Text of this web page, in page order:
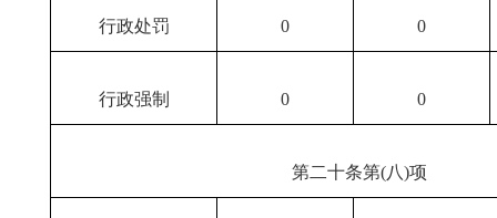
行政处罚 0 0
行政强制 0 0
第二十条第(八)项